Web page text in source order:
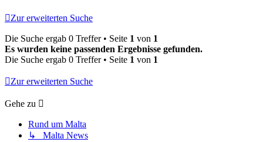
Zur erweiterten Suche
Die Suche ergab 0 Treffer • Seite 1 von 1
Es wurden keine passenden Ergebnisse gefunden.
Die Suche ergab 0 Treffer • Seite 1 von 1
Zur erweiterten Suche
Gehe zu
Rund um Malta
↳ Malta News